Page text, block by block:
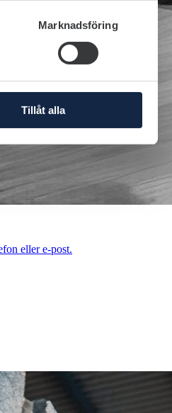
Marknadsföring
Tillåt alla
eller e-post.